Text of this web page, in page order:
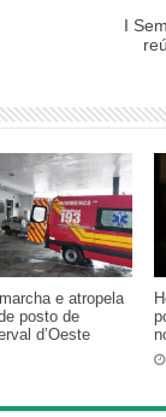
I
e atropela
posto de
d’Oeste